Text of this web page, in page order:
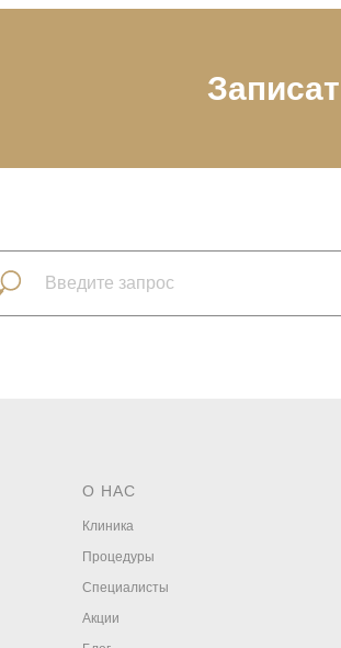
О НАС
Клиника
Процедуры
Специалисты
Акции